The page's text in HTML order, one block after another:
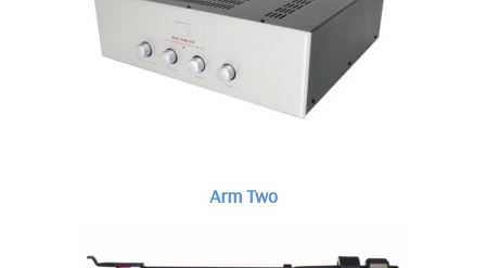
Arm Two